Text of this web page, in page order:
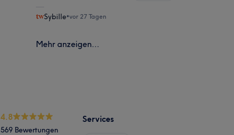
Sybille•vor 27 Tagen
Mehr anzeigen...
4.8
569 Bewertungen
Services